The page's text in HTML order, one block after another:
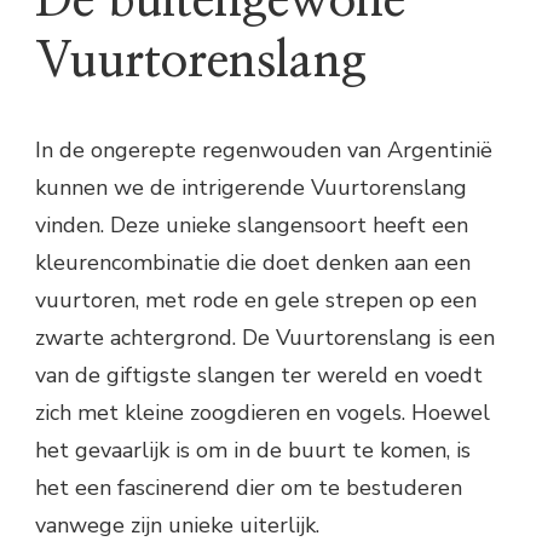
Vuurtorenslang
In de ongerepte regenwouden van Argentinië
kunnen we de intrigerende Vuurtorenslang
vinden. Deze unieke slangensoort heeft een
kleurencombinatie die doet denken aan een
vuurtoren, met rode en gele strepen op een
zwarte achtergrond. De Vuurtorenslang is een
van de giftigste slangen ter wereld en voedt
zich met kleine zoogdieren en vogels. Hoewel
het gevaarlijk is om in de buurt te komen, is
het een fascinerend dier om te bestuderen
vanwege zijn unieke uiterlijk.